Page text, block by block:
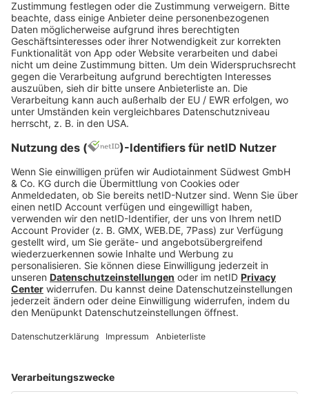
Kindern.
Mit zunehmendem Alter verknorpelt die
Stimmritze. Gewebe kann verschwinden und
sowohl Atem- als auch Sprechmuskulatur leiern
langsam aus. Dadurch lässt sich die Stimme
schwieriger kontrollieren. Sie kann knarzen oder
sich zittrig anhören.
Anhand dieser Indizien lässt sich das Alter eines
Sprechers oft auf wenige Jahre genau schätzen.
Was sich alles aus der Stimme
heraushören lässt
Neben vielen Eigenschaften eines Menschen lässt
einschätzen. Dafür reichen meist wenige Worte.